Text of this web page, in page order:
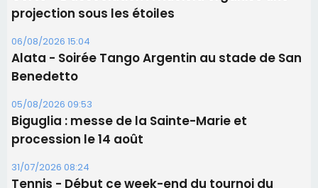
Les brèves
09/08/2026 11:04
Festa di l’Associi Curtinesi le 13 septembre
06/08/2026 15:57
Ucciani – Marché des producteurs à Cruculi le
11 août
06/08/2026 15:25
Corte – L’association A Nuciola organise une
projection sous les étoiles